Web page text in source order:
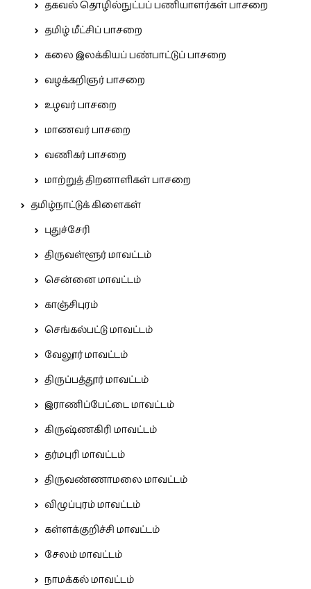
தகவல் தொழில்நுட்பப் பணியாளர்கள் பாசறை
தமிழ் மீட்சிப் பாசறை
கலை இலக்கியப் பண்பாட்டுப் பாசறை
வழக்கறிஞர் பாசறை
உழவர் பாசறை
மாணவர் பாசறை
வணிகர் பாசறை
மாற்றுத் திறனாளிகள் பாசறை
தமிழ்நாட்டுக் கிளைகள்
புதுச்சேரி
திருவள்ளூர் மாவட்டம்
சென்னை மாவட்டம்
காஞ்சிபுரம்
செங்கல்பட்டு மாவட்டம்
வேலூர் மாவட்டம்
திருப்பத்தூர் மாவட்டம்
இராணிப்பேட்டை மாவட்டம்
கிருஷ்ணகிரி மாவட்டம்
தர்மபுரி மாவட்டம்
திருவண்ணாமலை மாவட்டம்
விழுப்புரம் மாவட்டம்
கள்ளக்குறிச்சி மாவட்டம்
சேலம் மாவட்டம்
நாமக்கல் மாவட்டம்